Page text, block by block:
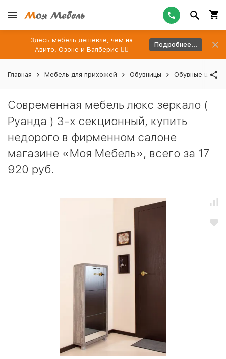
Здесь мебель дешевле, чем на
Авито, Озоне и Валберис 👉🏻
Подробнее...
Главная Мебель для прихожей Обувницы Обувные
Современная мебель люкс зеркало (
Руанда ) 3-х секционный, купить
недорого в фирменном салоне
магазине «Моя Мебель», всего за 17
920 руб.